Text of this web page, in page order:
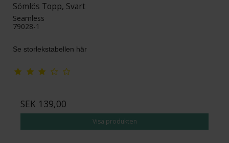
Sömlös Topp, Svart
Seamless
79028-1
Se storlekstabellen här
SEK 139,00
Visa produkten